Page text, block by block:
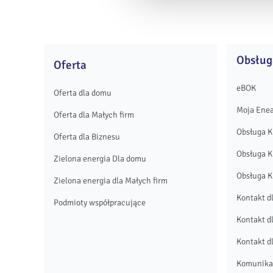
Oferta
Oferta dla domu
Oferta dla Małych firm
Oferta dla Biznesu
Zielona energia Dla domu
Zielona energia dla Małych firm
Podmioty współpracujące
eBOK
Moja
Obsługa
Obsługa
Obsługa
Kontakt
Kontakt
Kontakt